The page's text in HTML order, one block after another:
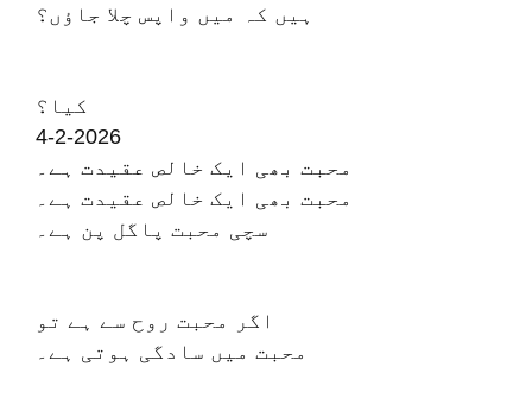
ہیں کہ میں واپس چلا جاؤں؟
کیا؟
4-2-2026
محبت بھی ایک خالص عقیدت ہے۔
محبت بھی ایک خالص عقیدت ہے۔
سچی محبت پاگل پن ہے۔
اگر محبت روح سے ہے تو
محبت میں سادگی ہوتی ہے۔